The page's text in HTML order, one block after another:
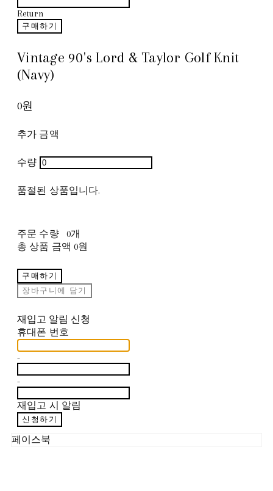
Return
구매하기
Vintage 90's Lord & Taylor Golf Knit
(Navy)
0원
추가 금액
수량
품절된 상품입니다.
주문 수량
0개
총 상품 금액 0원
구매하기
장바구니에 담기
재입고 알림 신청
휴대폰 번호
-
-
재입고 시 알림
신청하기
페이스북